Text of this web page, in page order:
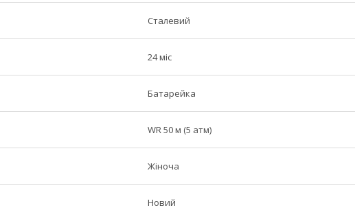
Сталевий
24 міс
Батарейка
WR 50 м (5 атм)
Жіноча
Новий